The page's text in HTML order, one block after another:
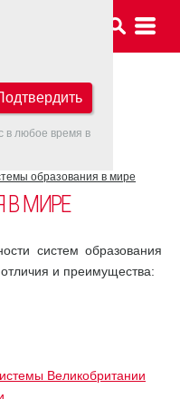
образования в мире
В МИРЕ
систем образования
и преимущества:
Великобритании
в любое время в